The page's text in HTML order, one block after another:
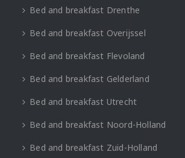
Bed and breakfast Drenthe
Bed and breakfast Overijssel
Bed and breakfast Flevoland
Bed and breakfast Gelderland
Bed and breakfast Utrecht
Bed and breakfast Noord-Holland
Bed and breakfast Zuid-Holland